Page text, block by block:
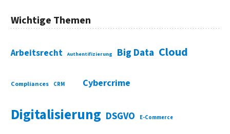
Wichtige Themen
Arbeitsrecht Authentifizierung Big Data Cloud
Compliances CRM Cybercrime
Digitalisierung DSGVO E-Commerce